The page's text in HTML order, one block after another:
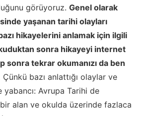
görüyoruz. Genel olarak
yaşanan tarihi olayları
hikayelerini anlamak için ilgili
sonra hikayeyi internet
sonra tekrar okumanızı da ben
Çünkü bazı anlattığı olaylar ve
Avrupa Tarihi de
alan ve okulda üzerinde fazlaca